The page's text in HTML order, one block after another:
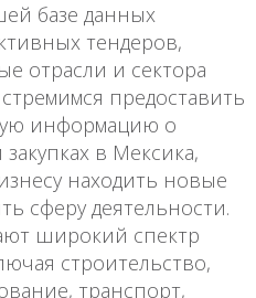
базе данных
тендеров,
отрасли и сектора
предоставить
информацию о
в Мексика,
находить новые
сферу деятельности.
широкий спектр
строительство,
транспорт,